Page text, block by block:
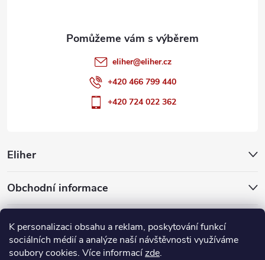
K personalizaci obsahu a reklam, poskytování funkcí
sociálních médií a analýze naší návštěvnosti využíváme
soubory cookies. Více informacízde.
Eliher
Obchodní informace
Partnerské weby
eliher@eliher.cz
+420 466 799 440
+420 724 022 362